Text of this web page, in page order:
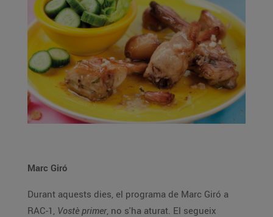
Marc Giró
Durant aquests dies, el programa de Marc Giró a
RAC-1,
Vostè primer, no s'ha aturat. El segueix